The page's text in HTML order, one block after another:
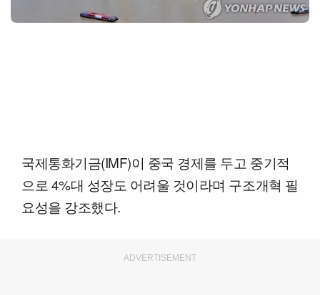
국제통화기금(IMF)이 중국 경제를 두고 중기적
으로 4%대 성장도 어려울 것이라며 구조개혁 필
요성을 강조했다.
ADVERTISEMENT